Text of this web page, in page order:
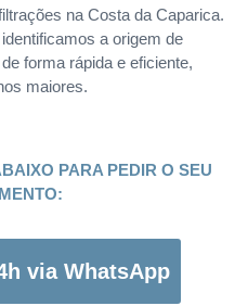
na Costa da Caparica.
a origem de
forma rápida e eficiente,
maiores.
PARA PEDIR O SEU
via WhatsApp